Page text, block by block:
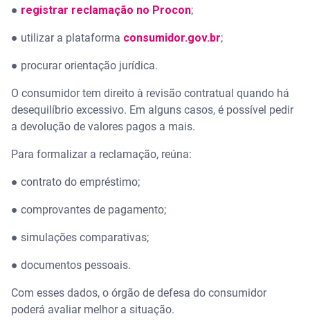
● registrar reclamação no Procon;
● utilizar a plataforma consumidor.gov.br;
● procurar orientação jurídica.
O consumidor tem direito à revisão contratual quando há
desequilíbrio excessivo. Em alguns casos, é possível pedir
a devolução de valores pagos a mais.
Para formalizar a reclamação, reúna:
● contrato do empréstimo;
● comprovantes de pagamento;
● simulações comparativas;
● documentos pessoais.
Com esses dados, o órgão de defesa do consumidor
poderá avaliar melhor a situação.